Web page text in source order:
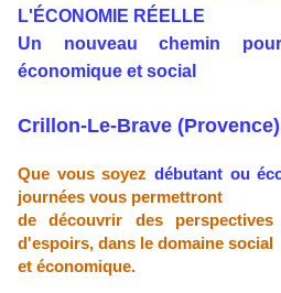
L'ÉCONOMIE RÉELLE
Un nouveau chemin
économique et social
Crillon-Le-Brave
Que vous soyez débutant ou
journées vous permettront
de découvrir des
d'espoirs, dans le domaine social
et économique.